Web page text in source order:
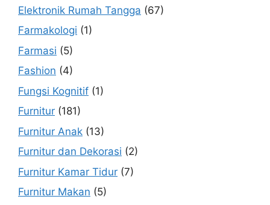
Elektronik Rumah Tangga (67)
Farmakologi (1)
Farmasi (5)
Fashion (4)
Fungsi Kognitif (1)
Furnitur (181)
Furnitur Anak (13)
Furnitur dan Dekorasi (2)
Furnitur Kamar Tidur (7)
Furnitur Makan (5)